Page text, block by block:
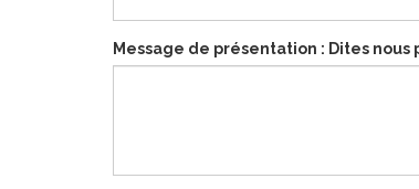
Message de présentation : Dites